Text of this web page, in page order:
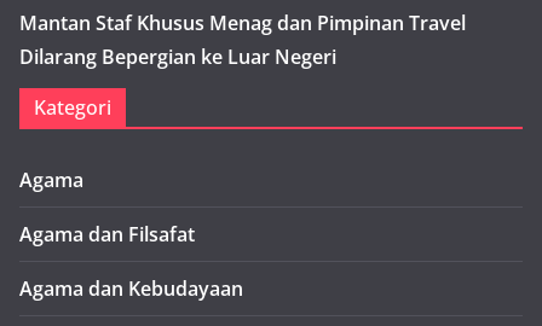
Mantan Staf Khusus Menag dan Pimpinan Travel
Dilarang Bepergian ke Luar Negeri
Kategori
Agama
Agama dan Filsafat
Agama dan Kebudayaan